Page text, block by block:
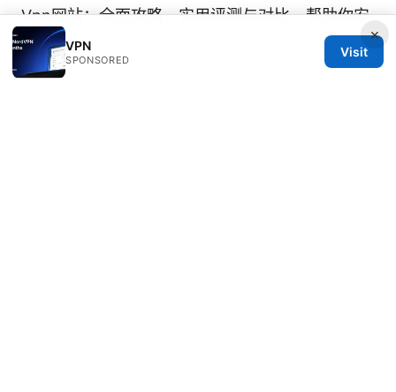
Vpn网站：全面攻略、实用评测与对比，帮助你安
全上网
×
VPN
SPONSORED
Visit